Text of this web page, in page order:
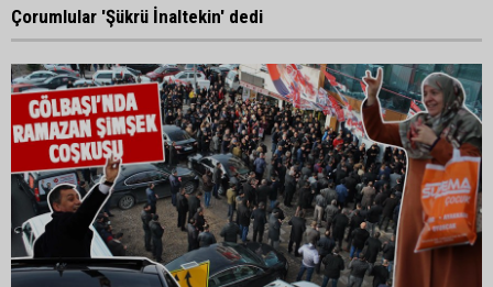
Çorumlular 'Şükrü İnaltekin' dedi